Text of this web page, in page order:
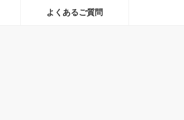
よくあるご質問